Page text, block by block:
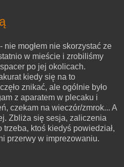
nie mogłem nie skorzystać ze
w mieście i zrobiliśmy
po jej okolicach.
kiedy się na to
znikać, ale ogólnie było
z aparatem w plecaku i
czekam na wieczór/zmrok... A
Zbliża się sesja, zaliczenia
trzeba, ktoś kiedyś powiedział,
przerwy w imprezowaniu.